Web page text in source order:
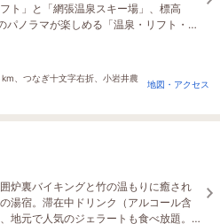
フト」と「網張温泉スキー場」、標高
パノラマが楽しめる「温泉・リフト・絶
テンホテルです。＜ビジネス・一人旅
、つなぎ十文字右折、小岩井農
地図・アクセス
炉裏バイキングと竹の温もりに癒され
湯宿。滞在中ドリンク（アルコール含
地元で人気のジェラートも食べ放題。